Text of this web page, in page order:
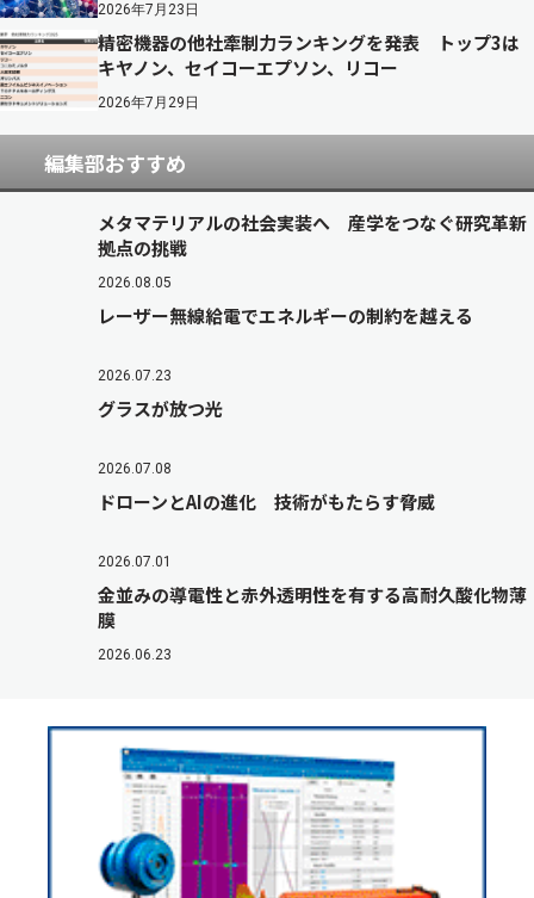
2026年7月23日
精密機器の他社牽制力ランキングを発表 トップ3は
キヤノン、セイコーエプソン、リコー
2026年7月29日
編集部おすすめ
メタマテリアルの社会実装へ 産学をつなぐ研究革新
拠点の挑戦
2026.08.05
レーザー無線給電でエネルギーの制約を越える
2026.07.23
グラスが放つ光
2026.07.08
ドローンとAIの進化 技術がもたらす脅威
2026.07.01
金並みの導電性と赤外透明性を有する高耐久酸化物薄
膜
2026.06.23